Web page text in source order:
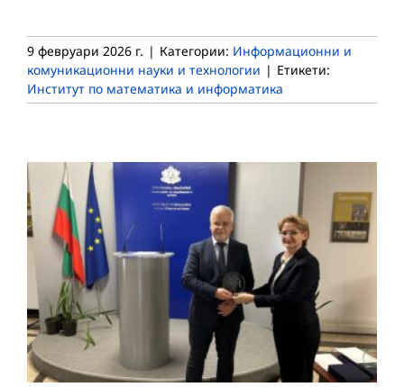
9 февруари 2026 г. | Категории: Информационни и
комуникационни науки и технологии | Етикети:
Институт по математика и информатика